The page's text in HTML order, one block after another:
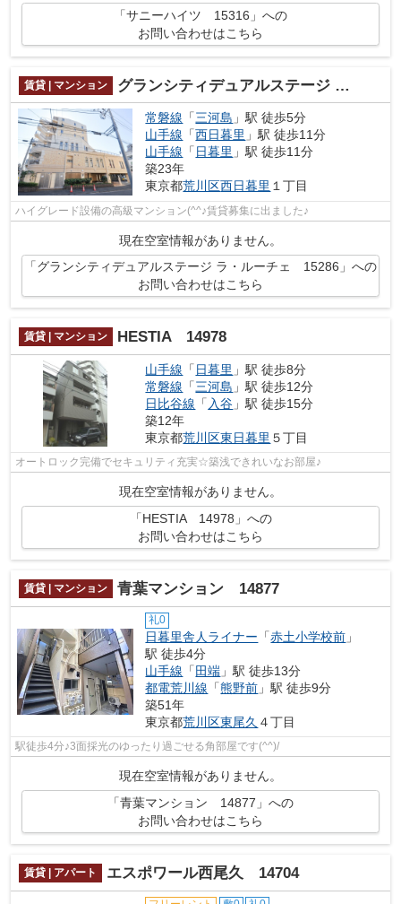
「サニーハイツ 15316」への
お問い合わせはこちら
賃貸 | マンション グランシティデュアルステージ ラ・ルーチェ 15286
常磐線 「三河島 」駅 徒歩5分
山手線 「西日暮里 」駅 徒歩11分
山手線 「 日暮里 」駅 徒歩11分
築23年
東京都荒川区西日暮里 １丁目
ハイグレード設備の高級マンション(^^♪賃貸募集に出ました♪
現在空室情報がありません。
「グランシティデュアルステージ ラ・ルーチェ 15286」への
お問い合わせはこちら
賃貸 | マンション HESTIA 14978
山手線 「 日暮里 」駅 徒歩8分
常磐線 「三河島 」駅 徒歩12分
日比谷線 「 入谷 」駅 徒歩15分
築12年
東京都荒川区東日暮里 ５丁目
オートロック完備でセキュリティ充実☆築浅できれいなお部屋♪
現在空室情報がありません。
「HESTIA 14978」への
お問い合わせはこちら
賃貸 | マンション 青葉マンション 14877
礼0
日暮里舎人ライナー 「赤土小学校前 」
駅 徒歩4分
山手線 「 田端 」駅 徒歩13分
都電荒川線 「熊野前 」駅 徒歩9分
築51年
東京都荒川区東尾久 ４丁目
駅徒歩4分♪3面採光のゆったり過ごせる角部屋です(^^)/
現在空室情報がありません。
「青葉マンション 14877」への
お問い合わせはこちら
賃貸 | アパート エスポワール西尾久 14704